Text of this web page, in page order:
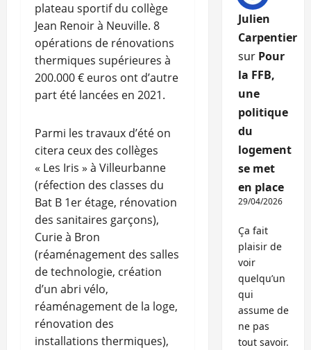
plateau sportif du collège
Jean Renoir à Neuville. 8
opérations de rénovations
thermiques supérieures à
200.000 € euros ont d’autre
part été lancées en 2021.
Parmi les travaux d’été on
citera ceux des collèges
« Les Iris » à Villeurbanne
(réfection des classes du
Bat B 1er étage, rénovation
des sanitaires garçons),
Curie à Bron
(réaménagement des salles
de technologie, création
d’un abri vélo,
réaménagement de la loge,
rénovation des
installations thermiques),
Julien
Carpentier
sur Pour
la FFB,
une
politique
du
logement
se met
en place
29/04/2026
Ça fait
plaisir de
voir
quelqu’un
qui
assume de
ne pas
tout savoir.